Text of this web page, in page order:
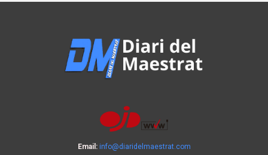
Email: info@diaridelmaestrat.com